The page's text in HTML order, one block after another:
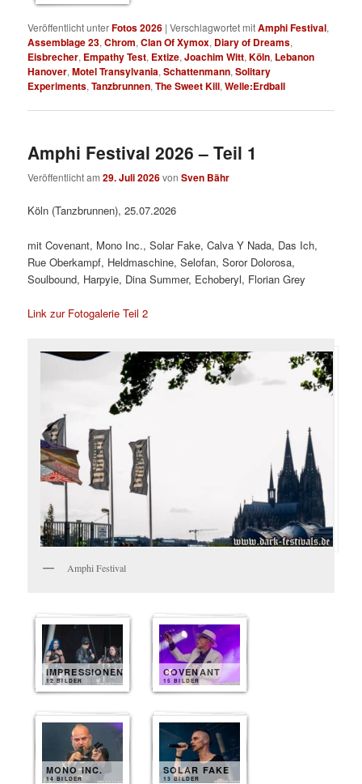
Veröffentlicht unterFotos 2026 |Verschlagwortet mitAmphi Festival,
Assemblage 23,Chrom,Clan Of Xymox, Diary of Dreams,
Eisbrecher, Empathy Test, Extize,Joachim Witt,Köln, Lebanon
Hanover,Motel Transylvania,Schattenmann,Solitary
Experiments,Tanzbrunnen,The Sweet Kill,Welle:Erdball
Amphi Festival 2026 – Teil 1
Veröffentlicht am29. Juli 2026vonSven Bähr
Köln (Tanzbrunnen), 25.07.2026
mit Covenant, Mono Inc., Solar Fake, Calva Y Nada, Das Ich,
Rue Oberkampf, Heldmaschine, Selofan, Soror Dolorosa,
Soulbound, Harpyie, Dina Summer, Echoberyl, Florian Grey
Link zur Fotogalerie Teil 2
Amphi Festival
IMPRESSIONEN
12 BILDER
COVENANT
15 BILDER
MONO INC.
14 BILDER
SOLAR FAKE
13 BILDER